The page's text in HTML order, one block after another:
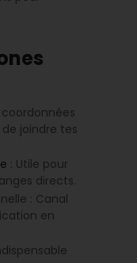
joindre tes
: Utile pour
directs.
: Canal
en